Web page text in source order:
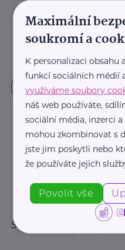
Sledujte nás:
Maximální
soukromí a
K personalizaci obsahu
funkcí sociálních médií
využíváme soubory
náš web používáte,
sociální média, inzerci
mohou zkombinovat s
jste jim poskytli nebo
že používáte jejich
Povolit vše